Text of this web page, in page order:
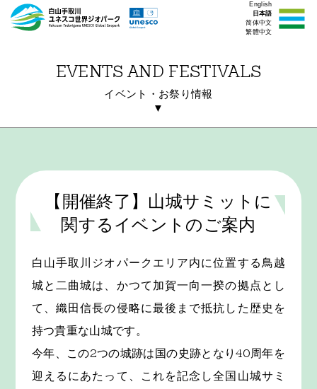
English
日本語
简体中文
繁體中文
EVENTS AND FESTIVALS
イベント・お祭り情報
▼
【開催終了】山城サミットに
関するイベントのご案内
白山手取川ジオパークエリア内に位置する鳥越
城と二曲城は、かつて加賀一向一揆の拠点とし
て、織田信長の侵略に最後まで抵抗した歴史を
持つ貴重な山城です。
今年、この2つの城跡は国の史跡となり40周年を
迎えるにあたって、これを記念し全国山城サミ